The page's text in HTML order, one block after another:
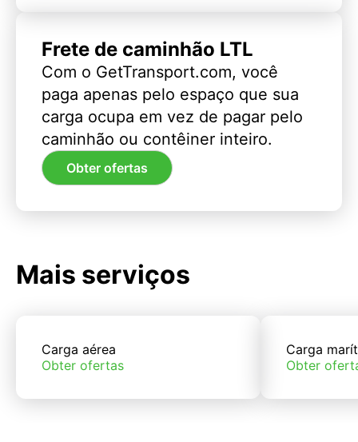
Frete de caminhão LTL
Com o GetTransport.com, você
paga apenas pelo espaço que sua
carga ocupa em vez de pagar pelo
caminhão ou contêiner inteiro.
Obter ofertas
Mais serviços
Carga aérea
Obter ofertas
Carga
Obter